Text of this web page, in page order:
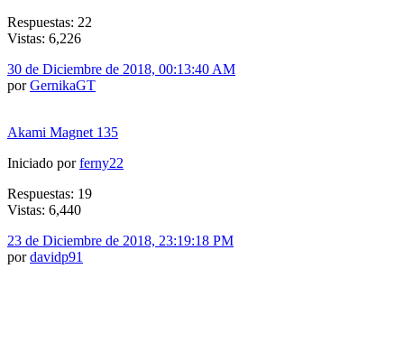
Respuestas: 22
Vistas: 6,226
30 de Diciembre de 2018, 00:13:40 AM
porGernikaGT
Akami Magnet 135
Iniciado porferny22
Respuestas: 19
Vistas: 6,440
23 de Diciembre de 2018, 23:19:18 PM
pordavidp91